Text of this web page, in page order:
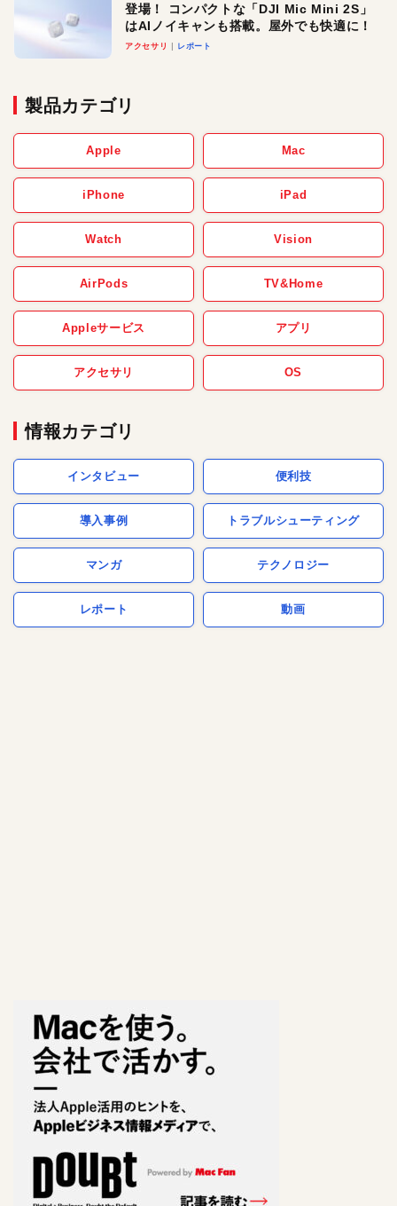
登場！ コンパクトな「DJI Mic Mini 2S」
はAIノイキャンも搭載。屋外でも快適に！
アクセサリ レポート
製品カテゴリ
Apple Mac
iPhone iPad
Watch Vision
AirPods TV&Home
Appleサービス アプリ
アクセサリ OS
情報カテゴリ
インタビュー 便利技
導入事例 トラブルシューティング
マンガ テクノロジー
レポート 動画